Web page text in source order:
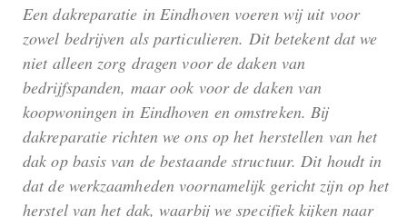
Een dakreparatie in Eindhoven voeren wij uit voor
zowel bedrijven als particulieren. Dit betekent dat we
niet alleen zorg dragen voor de daken van
bedrijfspanden, maar ook voor de daken van
koopwoningen in Eindhoven en omstreken. Bij
dakreparatie richten we ons op het herstellen van het
dak op basis van de bestaande structuur. Dit houdt in
dat de werkzaamheden voornamelijk gericht zijn op het
herstel van het dak, waarbij we specifiek kijken naar